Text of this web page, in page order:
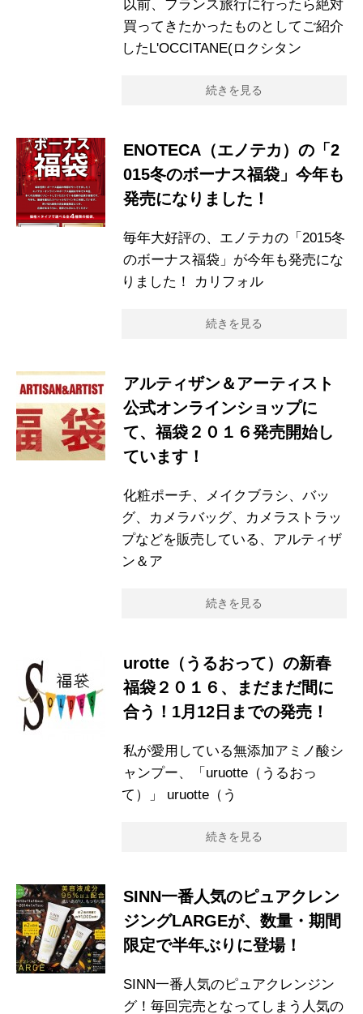
以前、フランス旅行に行ったら絶対
買ってきたかったものとしてご紹介
したL'OCCITANE(ロクシタン
続きを見る
ENOTECA（エノテカ）の「2
015冬のボーナス福袋」今年も
発売になりました！
毎年大好評の、エノテカの「2015冬
のボーナス福袋」が今年も発売にな
りました！ カリフォル
続きを見る
アルティザン＆アーティスト
公式オンラインショップに
て、福袋２０１６発売開始し
ています！
化粧ポーチ、メイクブラシ、バッ
グ、カメラバッグ、カメラストラッ
プなどを販売している、アルティザ
ン＆ア
続きを見る
urotte（うるおって）の新春
福袋２０１６、まだまだ間に
合う！1月12日までの発売！
私が愛用している無添加アミノ酸シ
ャンプー、「uruotte（うるおっ
て）」 uruotte（う
続きを見る
SINN一番人気のピュアクレン
ジングLARGEが、数量・期間
限定で半年ぶりに登場！
SINN一番人気のピュアクレンジン
グ！毎回完売となってしまう人気の